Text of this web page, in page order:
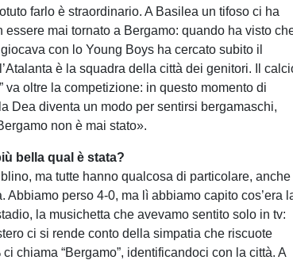
farlo è straordinario. A Basilea un tifoso ci ha
essere mai tornato a Bergamo: quando ha visto
con lo Young Boys ha cercato subito il
è la squadra della città dei genitori. Il
va oltre la competizione: in questo momento di
Dea diventa un modo per sentirsi bergamaschi,
non è mai stato».
bella qual è stata?
ma tutte hanno qualcosa di particolare, anche
Abbiamo perso 4-0, ma lì abbiamo capito cos’era
la musichetta che avevamo sentito solo in tv:
ci si rende conto della simpatia che riscuote
ci chiama “Bergamo”, identificandoci con la città. A